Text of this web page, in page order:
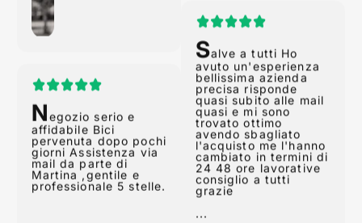
N
affidabile Bici
pervenuta dopo pochi
giorni Assistenza via
mail da parte di
Martina ,gentile e
professionale 5 stelle.
Salve a tutti Ho
avuto un'esperienza
bellissima azienda
precisa risponde
quasi subito alle mail
quasi e mi sono
trovato ottimo
avendo sbagliato
l'acquisto me l'hanno
cambiato in termini di
24 48 ore lavorative
consiglio a tutti